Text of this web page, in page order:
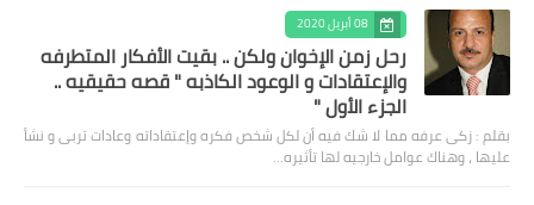
08 أبريل 2020
رحل زمن الإخوان ولكن .. بقيت الأفكار المتطرفه
والإعتقادات و الوعود الكاذبه " قصه حقيقيه ..
الجزء الأول "
بقلم : زكى عرفه مما لا شك فيه أن لكل شخص فكره وإعتقاداته وعادات تربى و نشأ
عليها ، وهناك عوامل خارجيه لها تأثيره…